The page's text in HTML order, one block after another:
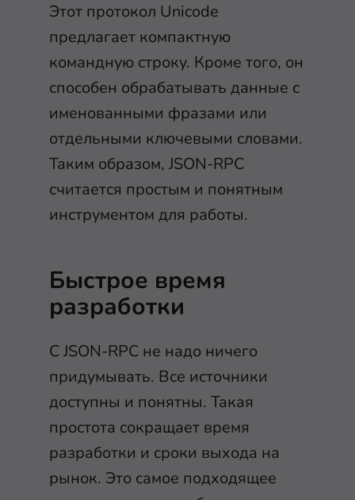
Этот протокол Unicode
предлагает компактную
командную строку. Кроме того, он
способен обрабатывать данные с
именованными фразами или
отдельными ключевыми словами.
Таким образом, JSON-RPC
считается простым и понятным
инструментом для работы.
Быстрое время
разработки
С JSON-RPC не надо ничего
придумывать. Все источники
доступны и понятны. Такая
простота сокращает время
разработки и сроки выхода на
рынок. Это самое подходящее